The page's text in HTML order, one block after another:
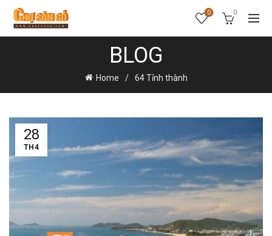
0 0
BLOG
Home 64 Tỉnh thành
28
TH4